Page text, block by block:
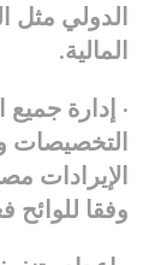
الدولي مثل
المالية.
· إدارة
التخصيصات
الإيرادات
وفقا للوائح